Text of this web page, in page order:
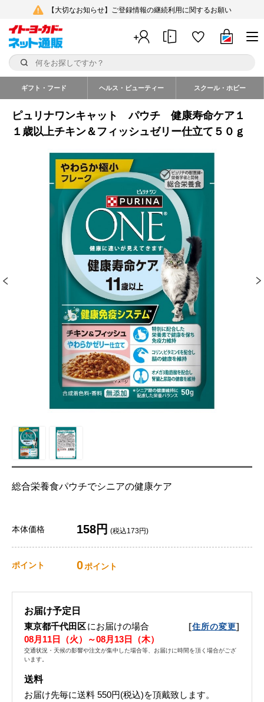
【大切なお知らせ】ご登録情報の継続利用に関するお願い
ギフト・フード ヘルス・ビューティー スクール・ホビー
ピュリナワンキャット パウチ 健康寿命ケア１
１歳以上チキン＆フィッシュゼリー仕立て５０ｇ
総合栄養食パウチでシニアの健康ケア
本体価格 158円 (税込173円)
ポイント 0ポイント
お届け予定日
東京都千代田区にお届けの場合 [住所の変更]
08月11日（火）～08月13日（木）
交通状況・天候の影響や注文が集中した場合等、お届けに時間を頂く場合がござ
います。
送料
お届け先毎に送料 550円(税込)を頂戴致します。